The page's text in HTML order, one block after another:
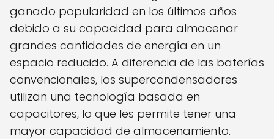
ganado popularidad en los últimos años
debido a su capacidad para almacenar
grandes cantidades de energía en un
espacio reducido. A diferencia de las baterías
convencionales, los supercondensadores
utilizan una tecnología basada en
capacitores, lo que les permite tener una
mayor capacidad de almacenamiento.